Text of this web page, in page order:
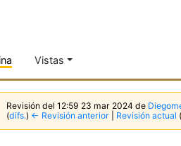
Vistas
Revisión del 12:59 23 mar 2024 de
(difs.) ← Revisión anterior Revisión actual